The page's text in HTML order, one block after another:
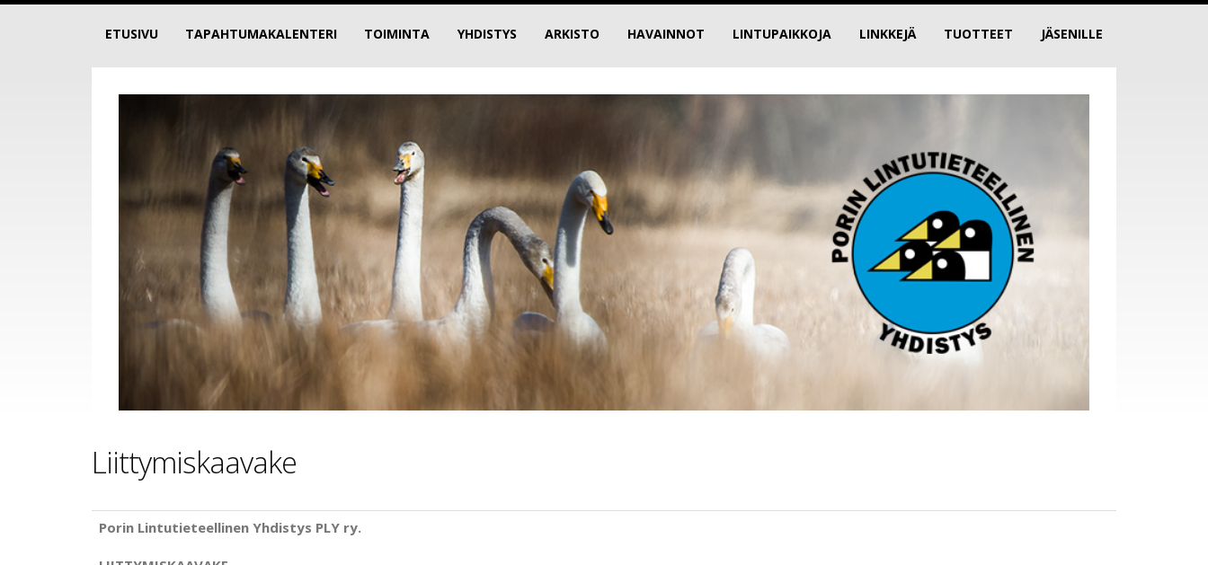
ETUSIVU TAPAHTUMAKALENTERI TOIMINTA YHDISTYS ARKISTO HAVAINNOT LINTUPAIKKOJA LINKKEJÄ TUOTTEET JÄSENILLE
Liittymiskaavake
Porin Lintutieteellinen Yhdistys PLY ry.